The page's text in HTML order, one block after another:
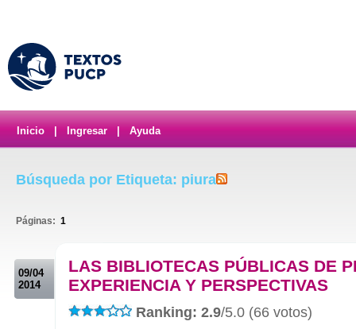
Inicio Ingresar Ayuda
Búsqueda por Etiqueta: piura
Páginas: 1
09/04
2014
LAS BIBLIOTECAS PÚBLICAS DE
EXPERIENCIA Y PERSPECTIVAS
Ranking: 2.9/5.0 (66 votos)